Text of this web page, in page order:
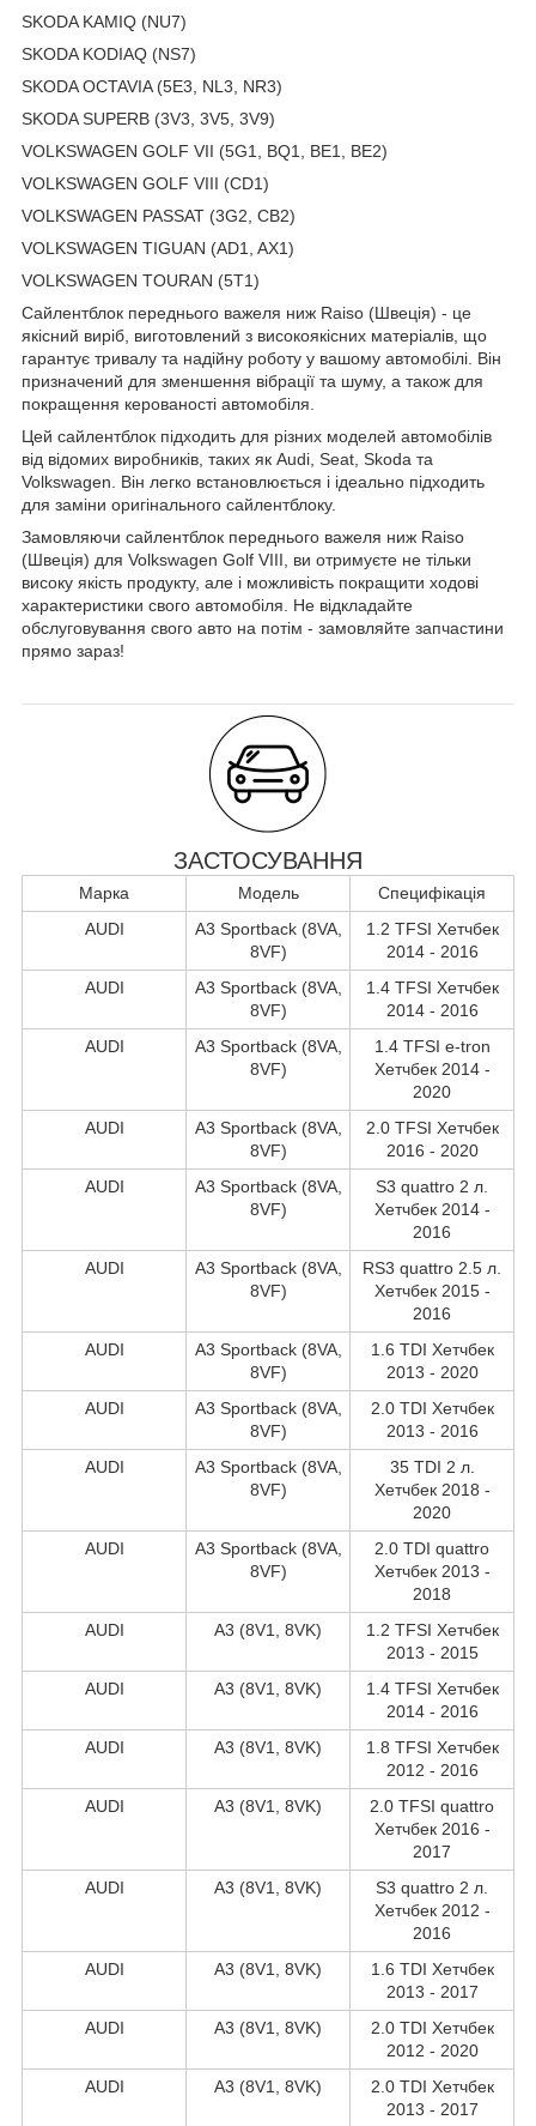
SKODA KAMIQ (NU7)
SKODA KODIAQ (NS7)
SKODA OCTAVIA (5E3, NL3, NR3)
SKODA SUPERB (3V3, 3V5, 3V9)
VOLKSWAGEN GOLF VII (5G1, BQ1, BE1, BE2)
VOLKSWAGEN GOLF VIII (CD1)
VOLKSWAGEN PASSAT (3G2, CB2)
VOLKSWAGEN TIGUAN (AD1, AX1)
VOLKSWAGEN TOURAN (5T1)
Сайлентблок переднього важеля ниж Raiso (Швеція) - це
якісний виріб, виготовлений з високоякісних матеріалів, що
гарантує тривалу та надійну роботу у вашому автомобілі. Він
призначений для зменшення вібрації та шуму, а також для
покращення керованості автомобіля.
Цей сайлентблок підходить для різних моделей автомобілів
від відомих виробників, таких як Audi, Seat, Skoda та
Volkswagen. Він легко встановлюється і ідеально підходить
для заміни оригінального сайлентблоку.
Замовляючи сайлентблок переднього важеля ниж Raiso
(Швеція) для Volkswagen Golf VIII, ви отримуєте не тільки
високу якість продукту, але і можливість покращити ходові
характеристики свого автомобіля. Не відкладайте
обслуговування свого авто на потім - замовляйте запчастини
прямо зараз!
ЗАСТОСУВАННЯ
Марка Модель
Специфікація
AUDI
A3 Sportback (8VA,
8VF)
1.2 TFSI Хетчбек
2014 - 2016
AUDI
A3 Sportback (8VA,
8VF)
1.4 TFSI Хетчбек
2014 - 2016
AUDI
A3 Sportback (8VA,
8VF)
1.4 TFSI e-tron
Хетчбек 2014 -
2020
AUDI
A3 Sportback (8VA,
8VF)
2.0 TFSI Хетчбек
2016 - 2020
AUDI
A3 Sportback (8VA,
8VF)
S3 quattro 2 л.
Хетчбек 2014 -
2016
AUDI
A3 Sportback (8VA,
8VF)
RS3 quattro 2.5 л.
Хетчбек 2015 -
2016
AUDI
A3 Sportback (8VA,
8VF)
1.6 TDI Хетчбек
2013 - 2020
AUDI
A3 Sportback (8VA,
8VF)
2.0 TDI Хетчбек
2013 - 2016
AUDI
A3 Sportback (8VA,
8VF)
35 TDI 2 л.
Хетчбек 2018 -
2020
AUDI
A3 Sportback (8VA,
8VF)
2.0 TDI quattro
Хетчбек 2013 -
2018
AUDI
A3 (8V1, 8VK)
1.2 TFSI Хетчбек
2013 - 2015
AUDI
A3 (8V1, 8VK)
1.4 TFSI Хетчбек
2014 - 2016
AUDI
A3 (8V1, 8VK)
1.8 TFSI Хетчбек
2012 - 2016
AUDI
A3 (8V1, 8VK)
2.0 TFSI quattro
Хетчбек 2016 -
2017
AUDI
A3 (8V1, 8VK)
S3 quattro 2 л.
Хетчбек 2012 -
2016
AUDI
A3 (8V1, 8VK)
1.6 TDI Хетчбек
2013 - 2017
AUDI
A3 (8V1, 8VK)
2.0 TDI Хетчбек
2012 - 2020
AUDI
A3 (8V1, 8VK)
2.0 TDI Хетчбек
2013 - 2017